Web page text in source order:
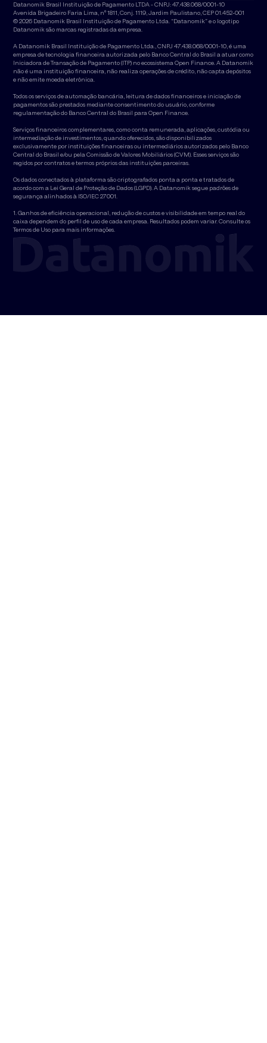
Datanomik Brasil Instituição de Pagamento LTDA - CNPJ: 47.438.068/0001-10
Avenida Brigadeiro Faria Lima, nº 1811, Conj. 1119, Jardim Paulistano, CEP 01.452-001
© 2026 Datanomik Brasil Instituição de Pagamento Ltda. “Datanomik” e o logotipo
Datanomik são marcas registradas da empresa.
A Datanomik Brasil Instituição de Pagamento Ltda., CNPJ 47.438.068/0001-10, é uma
empresa de tecnologia financeira autorizada pelo Banco Central do Brasil a atuar como
Iniciadora de Transação de Pagamento (ITP) no ecossistema Open Finance. A Datanomik
não é uma instituição financeira, não realiza operações de crédito, não capta depósitos
e não emite moeda eletrônica.
Todos os serviços de automação bancária, leitura de dados financeiros e iniciação de
pagamentos são prestados mediante consentimento do usuário, conforme
regulamentação do Banco Central do Brasil para Open Finance.
Serviços financeiros complementares, como conta remunerada, aplicações, custódia ou
intermediação de investimentos, quando oferecidos, são disponibilizados
exclusivamente por instituições financeiras ou intermediários autorizados pelo Banco
Central do Brasil e/ou pela Comissão de Valores Mobiliários (CVM). Esses serviços são
regidos por contratos e termos próprios das instituições parceiras.
Os dados conectados à plataforma são criptografados ponta a ponta e tratados de
acordo com a Lei Geral de Proteção de Dados (LGPD). A Datanomik segue padrões de
segurança alinhados à ISO/IEC 27001.
1. Ganhos de eficiência operacional, redução de custos e visibilidade em tempo real do
caixa dependem do perfil de uso de cada empresa. Resultados podem variar. Consulte os
Termos de Uso para mais informações.